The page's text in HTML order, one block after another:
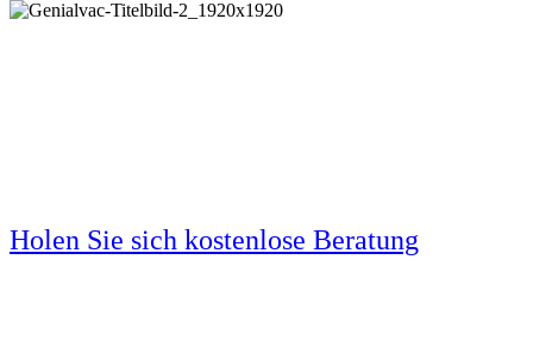
Holen Sie sich kostenlose Beratung